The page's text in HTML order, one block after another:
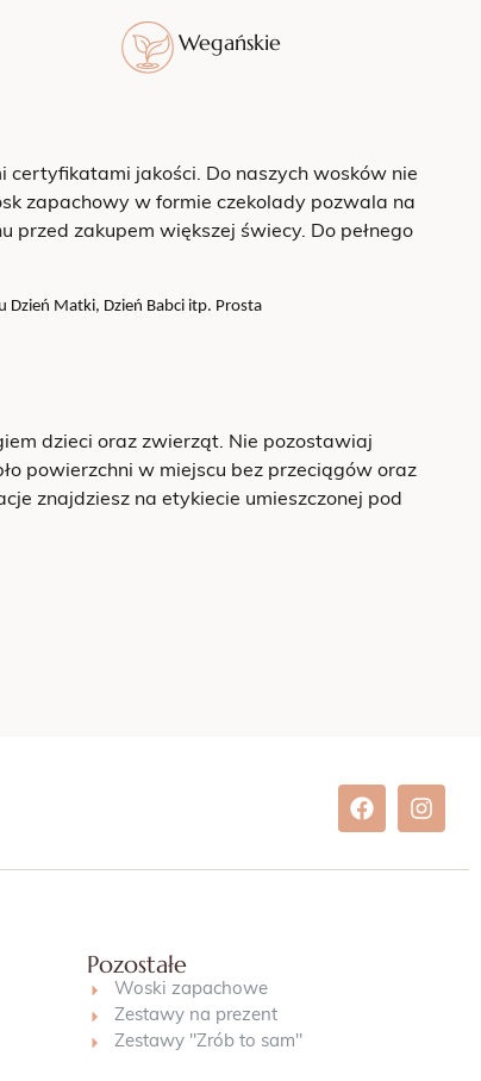
Wegańskie
jakości. Do naszych wosków nie
zapachowy w formie czekolady pozwala na
przed zakupem większej świecy. Do pełnego
Matki, Dzień Babci itp. Prosta
dzieci oraz zwierząt. Nie pozostawiaj
powierzchni w miejscu bez przeciągów oraz
znajdziesz na etykiecie umieszczonej pod
Pozostałe
Woski zapachowe
Zestawy na prezent
Zestawy "Zrób to sam"